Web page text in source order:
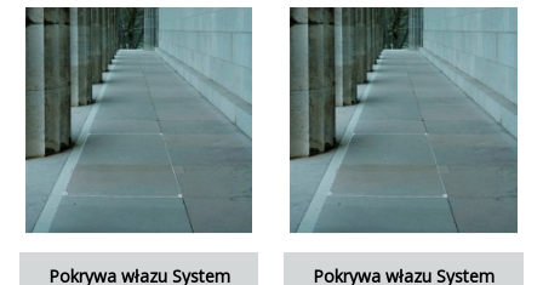
Pokrywa włazu System
Pokrywa włazu System